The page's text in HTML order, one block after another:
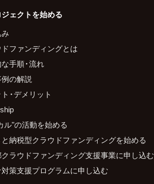
ェクトを始める
ファンディングとは
手順・流れ
の解説
・デメリット
ル"の活動を始める
納税型クラウドファンディングを始める
ラウドファンディング支援事業に申し込む
策支援プログラムに申し込む